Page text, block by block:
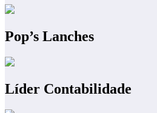
Pop’s Lanches
Líder Contabilidade